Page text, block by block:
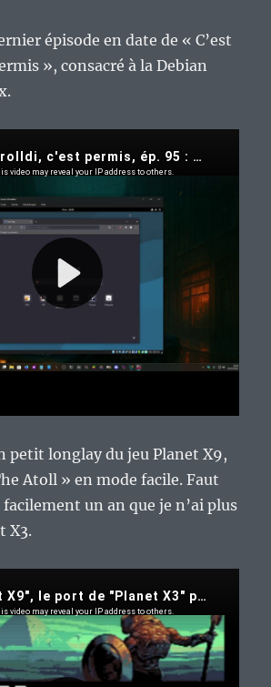
épisode en date de « C’est
», consacré à la Debian
petit longlay du jeu Planet X9,
Atoll » en mode facile. Faut
un an que je n’ai plus
X3.